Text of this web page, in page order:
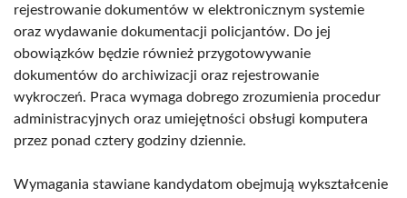
rejestrowanie dokumentów w elektronicznym systemie
oraz wydawanie dokumentacji policjantów. Do jej
obowiązków będzie również przygotowywanie
dokumentów do archiwizacji oraz rejestrowanie
wykroczeń. Praca wymaga dobrego zrozumienia procedur
administracyjnych oraz umiejętności obsługi komputera
przez ponad cztery godziny dziennie.
Wymagania stawiane kandydatom obejmują wykształcenie